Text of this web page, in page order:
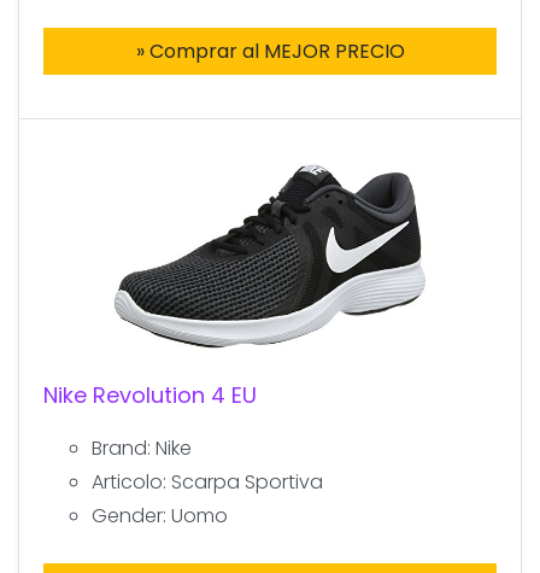
» Comprar al MEJOR PRECIO
Nike Revolution 4 EU
Brand: Nike
Articolo: Scarpa Sportiva
Gender: Uomo